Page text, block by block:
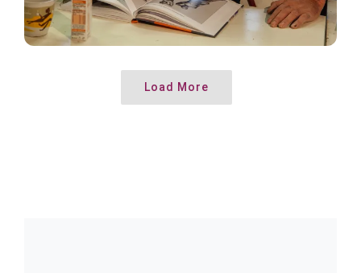
Load More